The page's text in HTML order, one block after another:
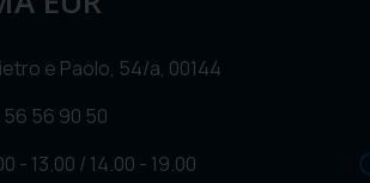
e Paolo, 54/a, 00144
56 56 90 50
- 13.00 / 14.00 - 19.00